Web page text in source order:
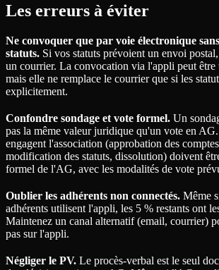
Les erreurs à éviter
Ne convoquer que par voie électronique
statuts. Si vos statuts prévoient un envoi
un courrier. La convocation via l'appli peut être
mais elle ne remplace le courrier que si les
explicitement.
Confondre sondage et vote formel. Un
pas la même valeur juridique qu'un vote en
engagent l'association (approbation des
modification des statuts, dissolution) doivent
formel de l'AG, avec les modalités de vote
Oublier les adhérents non connectés. Même
adhérents utilisent l'appli, les 5 % restants ont
Maintenez un canal alternatif (email, courrier)
pas sur l'appli.
Négliger le PV. Le procès-verbal est le seul